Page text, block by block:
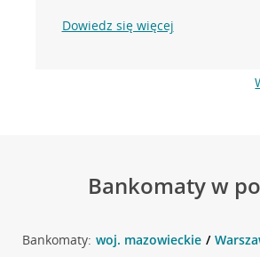
Dowiedz się więcej
Bankomaty w
Bankomaty: woj. mazowieckie